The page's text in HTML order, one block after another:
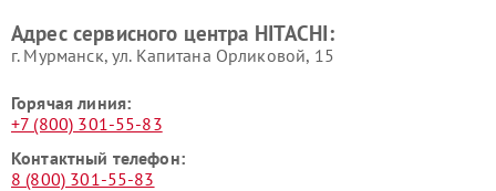
HITACHI
HITACHI
Адрес сервисного центра HITACHI:
г. Мурманск, ул. Капитана Орликовой, 15
Горячая линия:
+7 (800) 301-55-83
Контактный телефон:
8 (800) 301-55-83